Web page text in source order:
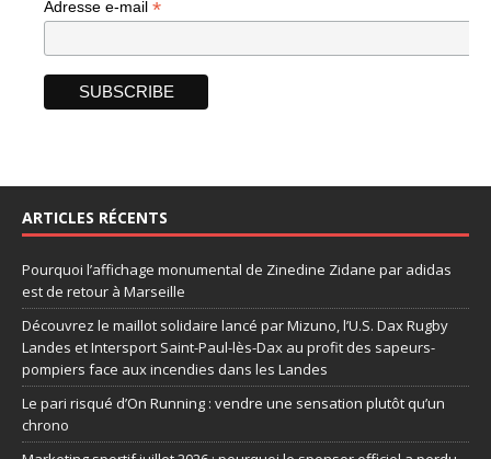
Adresse e-mail *
ARTICLES RÉCENTS
Pourquoi l’affichage monumental de Zinedine Zidane par adidas
est de retour à Marseille
Découvrez le maillot solidaire lancé par Mizuno, l’U.S. Dax Rugby
Landes et Intersport Saint-Paul-lès-Dax au profit des sapeurs-
pompiers face aux incendies dans les Landes
Le pari risqué d’On Running : vendre une sensation plutôt qu’un
chrono